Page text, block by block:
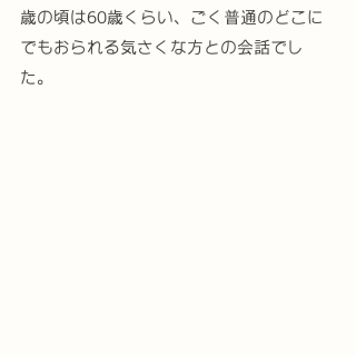
歳の頃は60歳くらい、ごく普通のどこに
でもおられる気さくな方との会話でし
た。